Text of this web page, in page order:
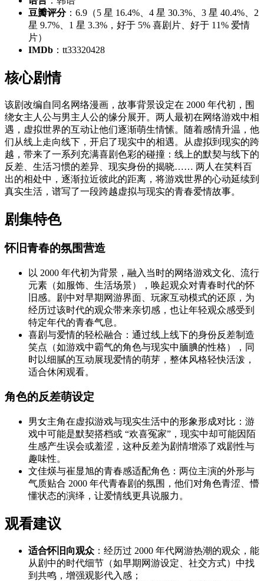
豆瓣评分：6.9（5 星 16.4%、4 星 30.3%、3 星 40.4%、2
星 9.7%、1 星 3.3%，好于 5% 喜剧片、好于 11% 爱情
片）
IMDb ：tt33320428
核心剧情
该剧改编自同名网络漫画，故事背景设定在 2000 年代初，围
绕女主人公与男主人公的缘分展开。两人最初在网络游戏中相
遇，虚拟世界的互动让他们逐渐萌生情愫。随着感情升温，他
们从线上走向线下，开启了现实中的相遇。从虚拟到现实的跨
越，带来了一系列充满喜剧色彩的碰撞：线上的默契与线下的
反差、生活习惯的差异、现实身份的揭晓…… 两人在笑料百
出的相处中，逐渐拉近彼此的距离，将游戏世界的心动延续到
真实生活，谱写了一段跨越虚拟与现实的青春爱情故事。
剧集特色
怀旧青春的氛围营造
以 2000 年代初为背景，融入当时的网络游戏文化、流行
元素（如服饰、生活场景），唤起观众对青春时代的怀
旧感。剧中对早期网游界面、玩家互动模式的还原，为
经历过该时代的观众带来亲切感，也让年轻观众感受到
特定年代的青春气息。
喜剧与爱情的轻松融合：通过线上线下的身份反差制造
笑点（如游戏中霸气的角色与现实中腼腆的性格），同
时以细腻的互动展现爱情的萌芽，整体风格轻快活泼，
适合休闲观看。
角色的反差萌设定
男女主角在虚拟游戏与现实生活中的形象形成对比：游
戏中可能是默契搭档或 “欢喜冤家”，现实中却可能因陌
生感产生误会或羞涩，这种反差为剧情增添了戏剧性与
趣味性。
文佳煐与崔显旭的青春感适配角色：两位主演的外形与
气质贴合 2000 年代青春剧的氛围，他们对角色青涩、懵
懂状态的演绎，让爱情线更具说服力。
观看建议
适合怀旧向观众 ：经历过 2000 年代网游热潮的观众，能
从剧中的时代细节（如早期网游设定、社交方式）中找
到共鸣，增强观影代入感；